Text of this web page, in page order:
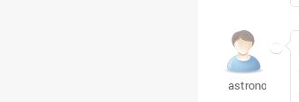
astronotus